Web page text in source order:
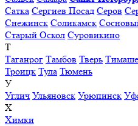
Сатка Сергиев Посад Серов
Снежинск Соликамск
Старый Оскол Суровикино
Т
Таганрог Тамбов Тверь
Троицк Тула Тюмень
У
Углич Ульяновск Урюпинск
Х
Химки